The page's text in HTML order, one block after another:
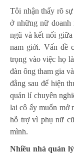
Tôi nhận thấy rõ
ở những nữ doanh
ngũ và kết nối
nam giới. Vấn đề
trọng vào việc họ
đàn ông tham gia
đằng sau để hiện
quản lí chuyên
lai cô ấy muốn mở
hỗ trợ vì phụ nữ
mình.
Nhiều nhà quản